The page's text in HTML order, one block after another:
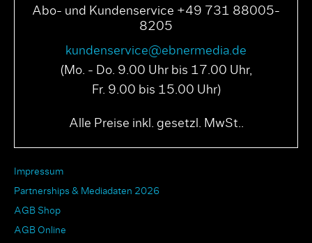
Abo- und Kundenservice +49 731 88005-
8205
kundenservice@ebnermedia.de
(Mo. - Do. 9.00 Uhr bis 17.00 Uhr,
Fr. 9.00 bis 15.00 Uhr)
Alle Preise inkl. gesetzl. MwSt..
Impressum
Partnerships & Mediadaten 2026
AGB Shop
AGB Online